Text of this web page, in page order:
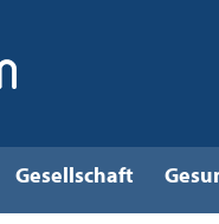
Gesellschaft